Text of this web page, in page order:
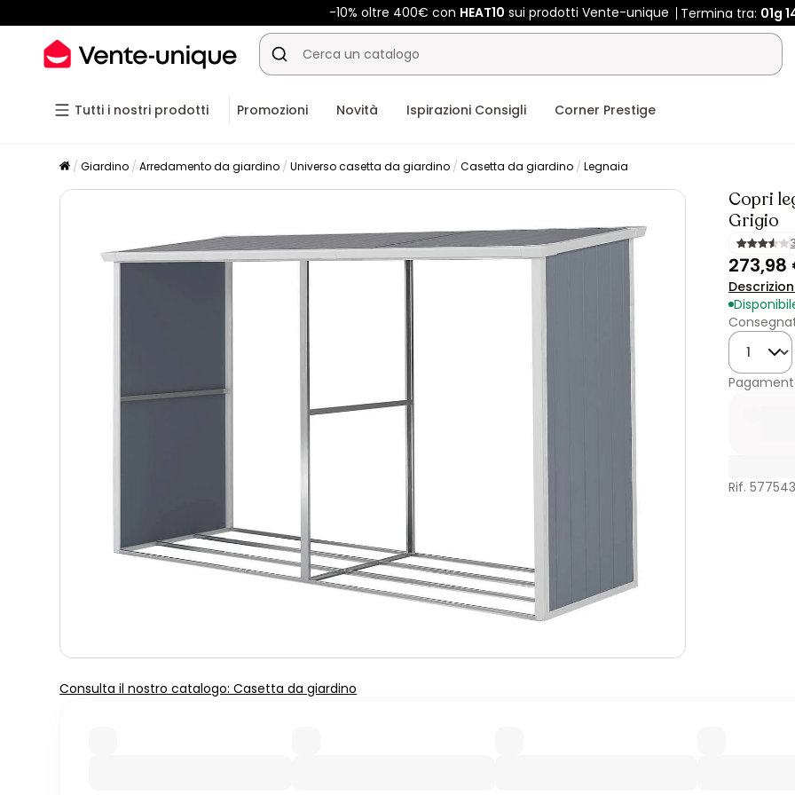
-10% oltre 400€ con HEAT10 sui prodotti Vente-unique Termina tra: 01g
Tutti i nostri prodotti Promozioni Novità Ispirazioni Consigli Corner Prestige
Giardino Arredamento da giardino Universo casetta da giardino Casetta da giardino Legnaia
Copri
Grigio
273,98
Quantità
Rif. 577543
Consulta il nostro catalogo: Casetta da giardino